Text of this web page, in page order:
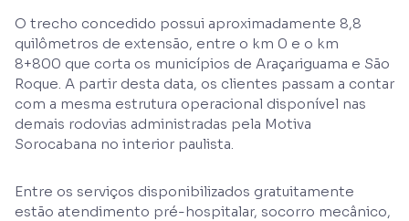
O trecho concedido possui aproximadamente 8,8
quilômetros de extensão, entre o km 0 e o km
8+800 que corta os municípios de Araçariguama e São
Roque. A partir desta data, os clientes passam a contar
com a mesma estrutura operacional disponível nas
demais rodovias administradas pela Motiva
Sorocabana no interior paulista.
Entre os serviços disponibilizados gratuitamente
estão atendimento pré-hospitalar, socorro mecânico,